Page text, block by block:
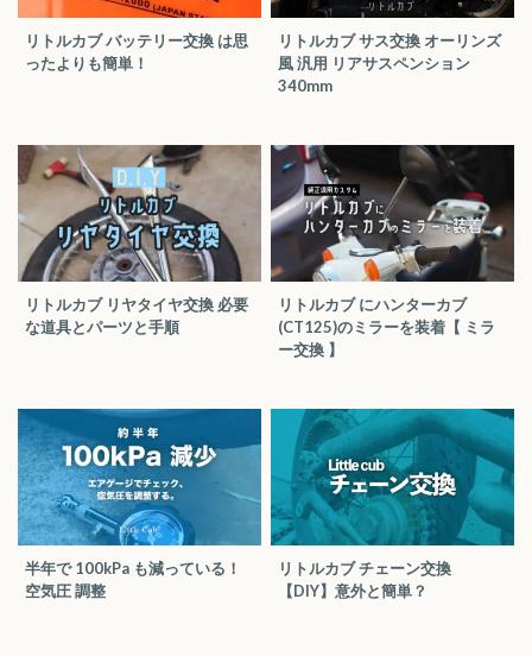
リトルカブ バッテリー交換 は思
ったよりも簡単！
リトルカブ サス交換 オーリンズ
風 汎用 リアサスペンション
340mm
リトルカブ リヤタイヤ交換 必要
な道具とパーツと手順
リトルカブ にハンターカブ
(CT125)のミラーを装着【 ミラ
ー交換 】
半年で 100kPa も減っている！
空気圧 調整
リトルカブ チェーン交換
【DIY】意外と簡単？